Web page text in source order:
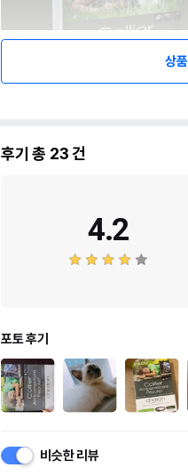
상
후기 총 23건
4.2
포토 후기
비슷한 리뷰